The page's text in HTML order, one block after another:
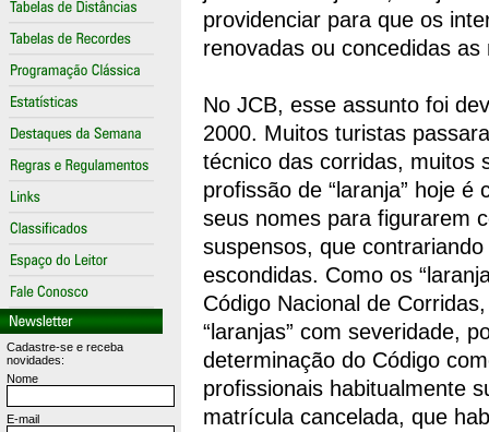
Cadastre-se e receba
novidades:
Nome
E-mail
providenciar para que os
renovadas ou concedidas
No JCB, esse assunto foi
2000. Muitos turistas
técnico das corridas, muitos
profissão de “laranja” hoje
seus nomes para figurarem
suspensos, que
escondidas. Como os
Código Nacional de
“laranjas” com severidade,
determinação do Código
profissionais habitualmente
matrícula cancelada, que